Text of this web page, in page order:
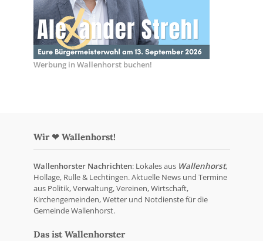
Werbung in Wallenhorst buchen!
Wir ❤ Wallenhorst!
Wallenhorster Nachrichten: Lokales aus Wallenhorst,
Hollage, Rulle & Lechtingen. Aktuelle News und Termine
aus Politik, Verwaltung, Vereinen, Wirtschaft,
Kirchengemeinden, Wetter und Notdienste für die
Gemeinde Wallenhorst.
Das ist Wallenhorster